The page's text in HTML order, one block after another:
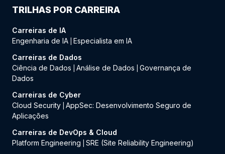
TRILHAS POR CARREIRA
Carreiras de IA
Engenharia de IA Especialista em IA
Carreiras de Dados
Ciência de Dados
Análise de Dados
Governança de
Dados
Carreiras de Cyber
Cloud Security AppSec: Desenvolvimento Seguro de
Aplicações
Carreiras de DevOps & Cloud
Platform Engineering
SRE (Site Reliability Engineering)